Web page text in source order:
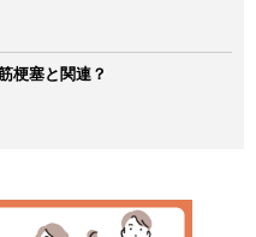
梗塞と関連？